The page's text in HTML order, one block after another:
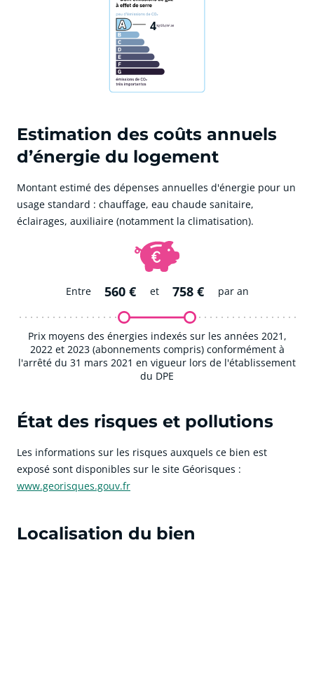
4
Estimation des coûts annuels
d’énergie du logement
Montant estimé des dépenses annuelles d'énergie pour un
usage standard : chauffage, eau chaude sanitaire,
éclairages, auxiliaire (notamment la climatisation).
Entre 560 € et 758 € par an
Prix moyens des énergies indexés sur les années 2021,
2022 et 2023 (abonnements compris) conformément à
l'arrêté du 31 mars 2021 en vigueur lors de l'établissement
du DPE
État des risques et pollutions
Les informations sur les risques auxquels ce bien est
exposé sont disponibles sur le site Géorisques :
www.georisques.gouv.fr
Localisation du bien